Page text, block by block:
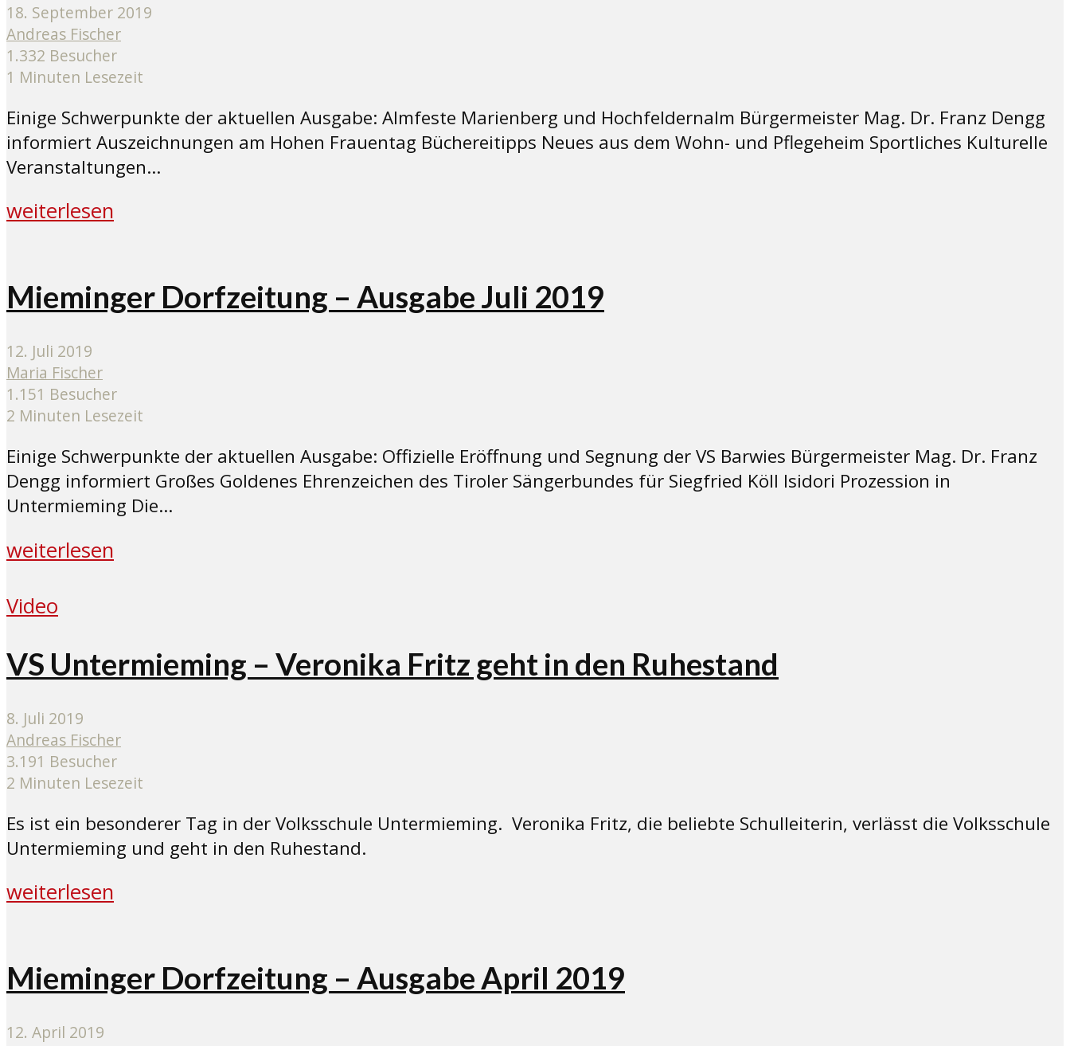
18. September 2019
Andreas Fischer
1.332 Besucher
1 Minuten Lesezeit
Einige Schwerpunkte der aktuellen Ausgabe: Almfeste Marienberg und Hochfeldernalm Bürgermeister Mag. Dr. Franz Dengg
informiert Auszeichnungen am Hohen Frauentag Büchereitipps Neues aus dem Wohn- und Pflegeheim Sportliches Kulturelle
Veranstaltungen...
weiterlesen
Mieminger Dorfzeitung – Ausgabe Juli 2019
12. Juli 2019
Maria Fischer
1.151 Besucher
2 Minuten Lesezeit
Einige Schwerpunkte der aktuellen Ausgabe: Offizielle Eröffnung und Segnung der VS Barwies Bürgermeister Mag. Dr. Franz
Dengg informiert Großes Goldenes Ehrenzeichen des Tiroler Sängerbundes für Siegfried Köll Isidori Prozession in
Untermieming Die...
weiterlesen
Video
VS Untermieming – Veronika Fritz geht in den Ruhestand
8. Juli 2019
Andreas Fischer
3.191 Besucher
2 Minuten Lesezeit
Es ist ein besonderer Tag in der Volksschule Untermieming. Veronika Fritz, die beliebte Schulleiterin, verlässt die Volksschule
Untermieming und geht in den Ruhestand.
weiterlesen
Mieminger Dorfzeitung – Ausgabe April 2019
12. April 2019